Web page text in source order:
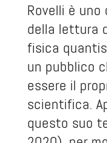
Rovelli è
della lettura
fisica
un pubblico
essere il
scientifica.
questo suo